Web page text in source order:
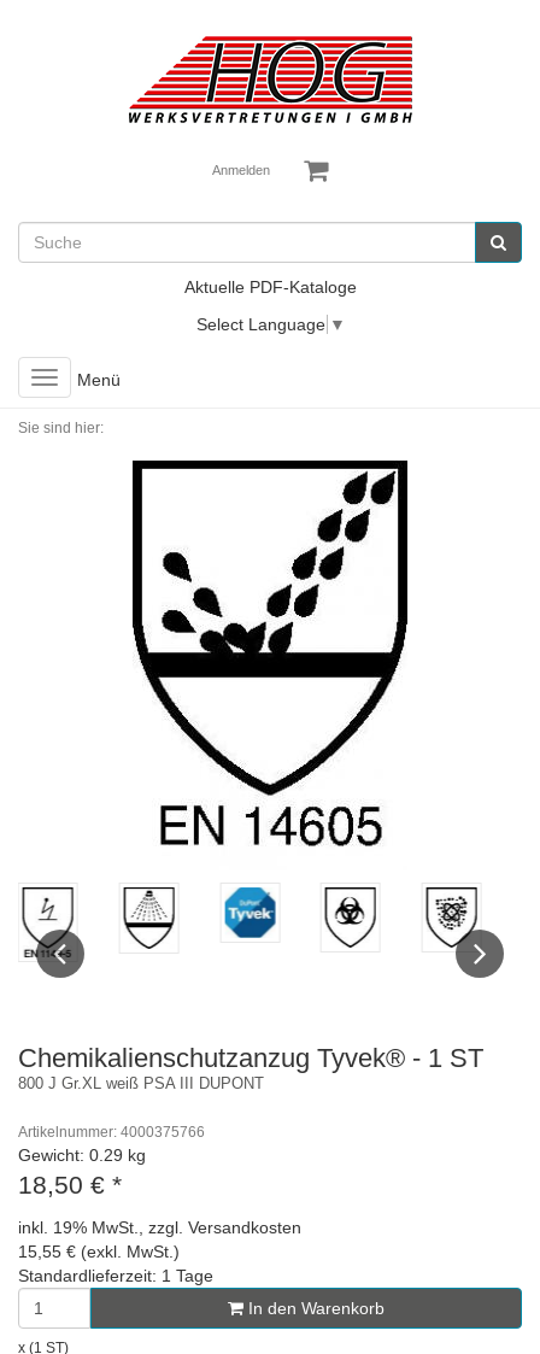
Anmelden
Aktuelle PDF-Kataloge
Select Language ▼
Toggle
navigation
Menü
Sie sind hier:
Chemikalienschutzanzug Tyvek® - 1 ST
800 J Gr.XL weiß PSA III DUPONT
Artikelnummer: 4000375766
Gewicht: 0.29 kg
18,50 € *
inkl. 19% MwSt., zzgl. Versandkosten
15,55 € (exkl. MwSt.)
Standardlieferzeit: 1 Tage
In den Warenkorb
x (1 ST)